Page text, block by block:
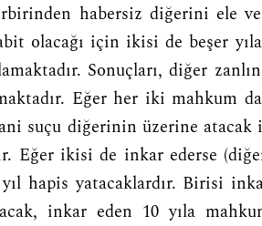
habersiz diğerini ele
olacağı için ikisi de beşer
Sonuçları, diğer
Eğer her iki mahkum da
suçu diğerinin üzerine
Eğer ikisi de inkar ederse
hapis yatacaklardır. Birisi
inkar eden 10 yıla